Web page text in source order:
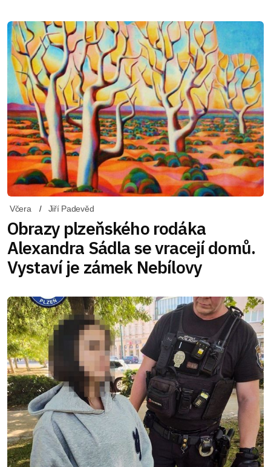
Včera Jiří Padevěd
Obrazy plzeňského rodáka
Alexandra Sádla se vracejí domů.
Vystaví je zámek Nebílovy